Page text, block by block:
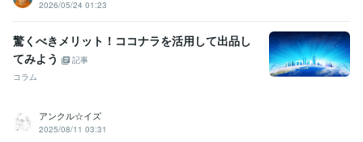
2026/05/24 01:23
驚くべきメリット！ココナラを活用して出品し
てみよう
記事
コラム
アンクル☆イズ
2025/08/11 03:31